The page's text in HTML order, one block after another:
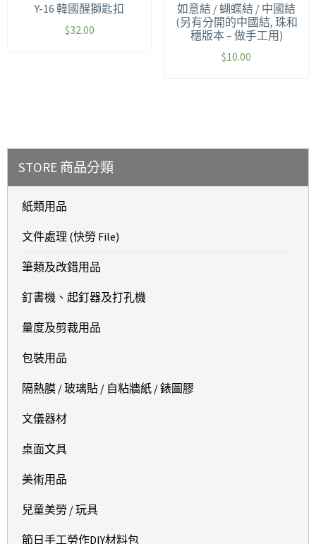
Y-16 韓國醒獅匙扣
$32.00
如意結 / 蝴蝶結 / 中國結
(另有分開的中國結, 珠和
穗版本 – 做手工用)
$10.00
STORE 商品分類
紙類用品
文件處理 (快勞 File)
筆類及改錯用品
釘書機、起釘器及打孔機
量度及剪裁用品
包裝用品
隔熱膜 / 玻璃貼 / 自粘牆紙 / 錶圖膠
文儀器材
桌面文具
美術用品
兒童美勞 / 玩具
節日手工勞作DIY材料包